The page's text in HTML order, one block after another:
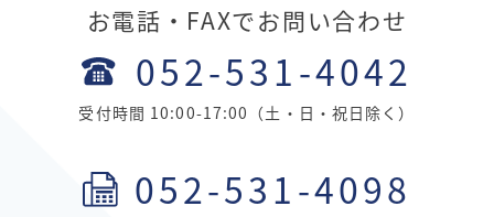
お電話・FAXでお問い合わせ
052-531-4042
受付時間 10:00-17:00（土・日・祝日除く）
052-531-4098